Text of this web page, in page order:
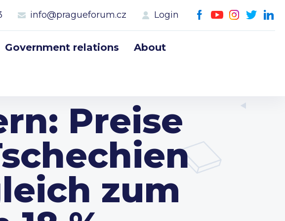
info@pragueforum.cz Login
Government relations About
Preise
zum